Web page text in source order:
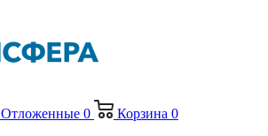
Отложенные 0 Корзина 0